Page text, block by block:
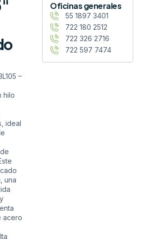
–
hilo
ideal
una
acero
Oficinas generales
55 1897 3401
722 180 2512
722 326 2716
722 597 7474